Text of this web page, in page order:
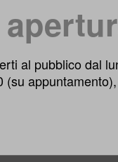
al pubblico dal
(su